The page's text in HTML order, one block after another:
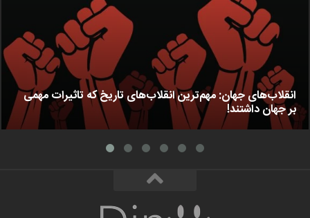
انقلاب‌های جهان: مهم‌ترین انقلاب‌های تاریخ که تاثیرات مهمی
بر جهان داشتند!